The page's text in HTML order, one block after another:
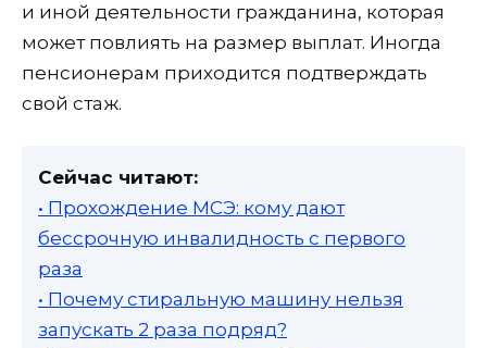
и иной деятельности гражданина, которая
может повлиять на размер выплат. Иногда
пенсионерам приходится подтверждать
свой стаж.
Сейчас читают:
• Прохождение МСЭ: кому дают
бессрочную инвалидность с первого
раза
• Почему стиральную машину нельзя
запускать 2 раза подряд?